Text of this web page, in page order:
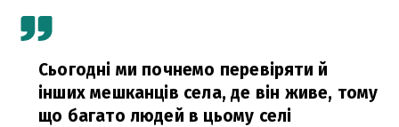
Сьогодні ми почнемо перевіряти й
інших мешканців села, де він живе, тому
що багато людей в цьому селі